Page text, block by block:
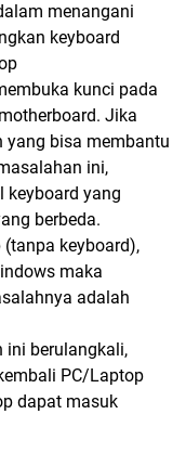
menangani
keyboard
kunci pada
Jika
yang bisa membantu
ini,
keyboard yang
berbeda.
keyboard),
maka
adalah
ini berulangkali,
PC/Laptop
dapat masuk